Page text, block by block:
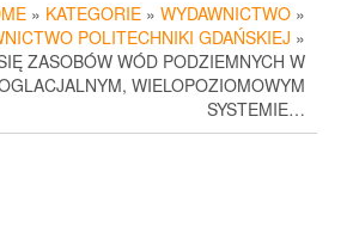
» KATEGORIE » WYDAWNICTWO »
POLITECHNIKI GDAŃSKIEJ »
ZASOBÓW WÓD PODZIEMNYCH W
WIELOPOZIOMOWYM
SYSTEMIE…